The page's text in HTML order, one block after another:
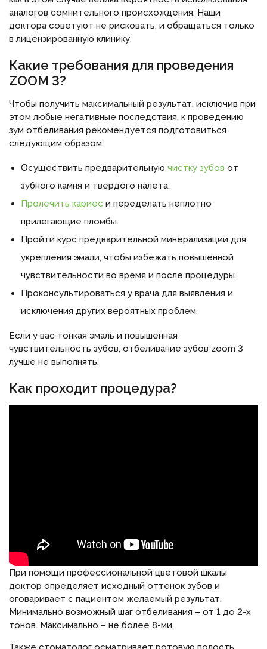
аналогов сомнительного происхождения. Наши
доктора советуют не рисковать, и обращаться только
в лицензированную клинику.
Какие требования для проведения
ZOOM 3?
Чтобы получить максимальный результат, исключив при
этом любые негативные последствия, к проведению
зум отбеливания рекомендуется подготовиться
следующим образом:
Осуществить предварительную чистку зубов от
зубного камня и твердого налета.
Пролечить кариес и переделать неплотно
прилегающие пломбы.
Пройти курс предварительной минерализации для
укрепления эмали, чтобы избежать повышенной
чувствительности во время и после процедуры.
Проконсультироваться у врача для выявления и
исключения других вероятных проблем.
Если у вас тонкая эмаль и повышенная
чувствительность зубов, отбеливание зубов zoom 3
лучше не выполнять.
Как проходит процедура?
При помощи профессиональной цветовой шкалы
доктор определяет исходный оттенок зубов и
оговаривает с пациентом желаемый результат.
Минимально возможный шаг отбеливания – от 1 до 2-х
тонов. Максимально – не более 8-ми.